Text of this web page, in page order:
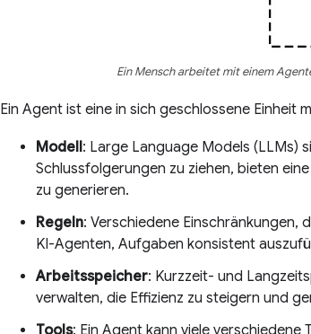
Ein Mensch arbeitet mit einem
Ein Agent ist eine in sich geschlossene Einheit
Modell: Large Language Models (LLMs)
Schlussfolgerungen zu ziehen, bieten
zu generieren.
Regeln: Verschiedene Einschränkungen,
KI-Agenten, Aufgaben konsistent
Arbeitsspeicher: Kurzzeit- und
verwalten, die Effizienz zu steigern und
Tools: Ein Agent kann viele